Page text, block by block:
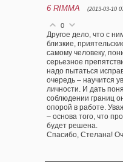
6 RIMMA (2013-03-10
0
Другое дело, что с
близкие,
самому человеку,
серьезное
надо пытаться
очередь – научится
личности. И дать
соблюдении границ
опорой в работе.
– основа того, что
будет решена.
Спасибо, Стелана!